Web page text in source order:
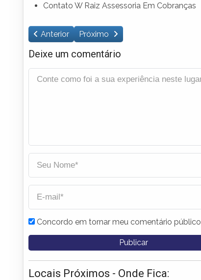
Contato W Raiz Assessoria Em Cobranças
Anterior Próximo
Deixe um comentário
Concordo em tornar meu comentário público
Locais Próximos - Onde Fica: